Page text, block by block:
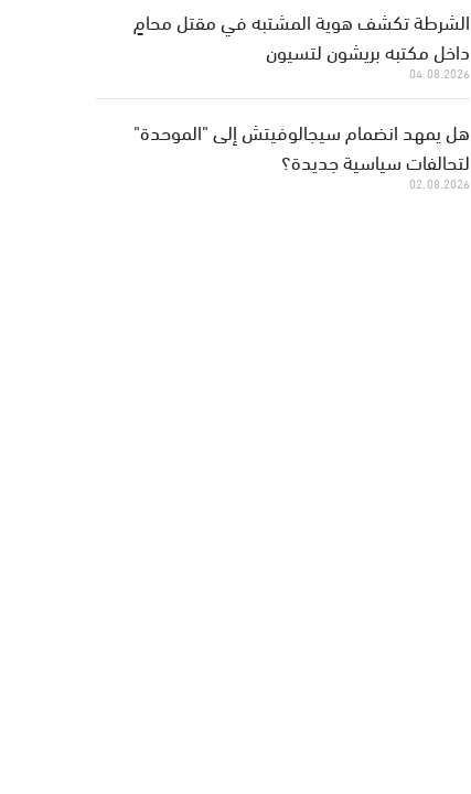
الشرطة تكشف هوية المشتبه في مقتل محامٍ
داخل مكتبه بريشون لتسيون
04.08.2026
هل يمهد انضمام سيجالوفيتش إلى "الموحدة"
لتحالفات سياسية جديدة؟
02.08.2026